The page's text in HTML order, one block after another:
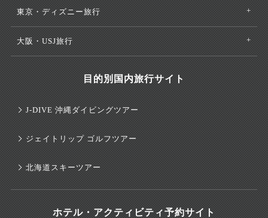
東京・ディズニー旅行
大阪・USJ旅行
目的別国内旅行サイト
J-DIVE 沖縄ダイビングツアー
ジェイトリップ ゴルフツアー
北海道スキーツアー
ホテル・アクティビティ予約サイト